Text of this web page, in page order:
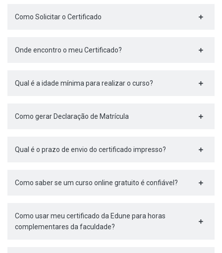
Como Solicitar o Certificado
Onde encontro o meu Certificado?
Qual é a idade mínima para realizar o curso?
Como gerar Declaração de Matrícula
Qual é o prazo de envio do certificado impresso?
Como saber se um curso online gratuito é confiável?
Como usar meu certificado da Edune para horas
complementares da faculdade?